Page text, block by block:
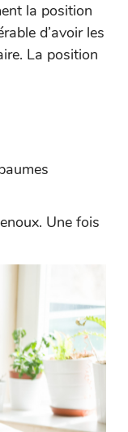
la position
d’avoir les
La position
Une fois